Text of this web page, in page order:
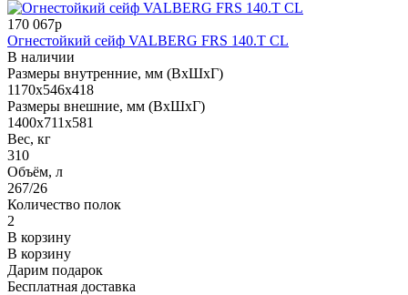
170 067р
Огнестойкий сейф VALBERG FRS 140.T CL
В наличии
Размеры внутренние, мм (ВхШхГ)
1170x546x418
Размеры внешние, мм (ВхШхГ)
1400x711x581
Вес, кг
310
Объём, л
267/26
Количество полок
2
В корзину
В корзину
Дарим подарок
Бесплатная доставка